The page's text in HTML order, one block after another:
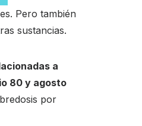
Pero también
sustancias.
a
80 y agosto
por